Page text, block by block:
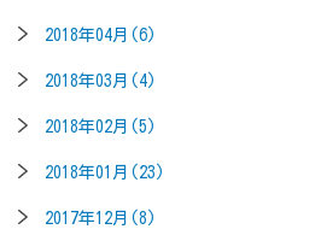
2018年04月(6)
2018年03月(4)
2018年02月(5)
2018年01月(23)
2017年12月(8)